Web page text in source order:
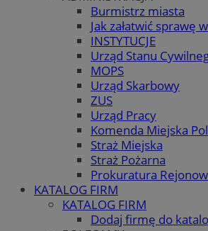
Burmistrz miasta
Jak załatwić sprawę
INSTYTUCJE
Urząd Stanu
MOPS
Urząd Skarbowy
ZUS
Urząd Pracy
Komenda Miejska
Straż Miejska
Straż Pożarna
Prokuratura
KATALOG FIRM
KATALOG FIRM
Dodaj firmę do